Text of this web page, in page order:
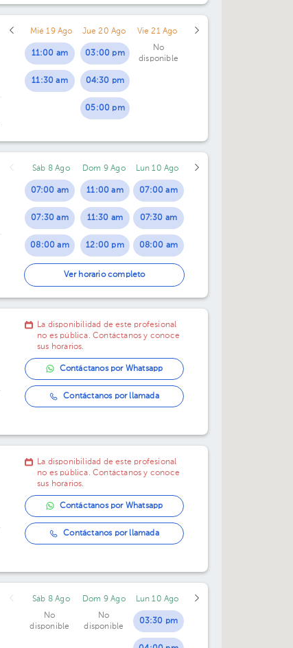
Mié 19 Ago
11:00 am
11:30 am
Jue 20 Ago
03:00 pm
04:30 pm
05:00 pm
Vie 21 Ago
No
disponible
Sáb 8 Ago
07:00 am
07:30 am
08:00 am
08:30 am
09:00 am
09:30 am
10:30 am
11:00 am
11:30 am
12:00 pm
01:00 pm
01:30 pm
02:00 pm
02:30 pm
Dom 9 Ago
11:00 am
11:30 am
12:00 pm
12:30 pm
01:00 pm
01:30 pm
02:30 pm
Lun 10 Ago
07:00 am
07:30 am
08:00 am
08:30 am
09:00 am
09:30 am
10:30 am
11:00 am
Ver horario completo
La disponibilidad de este profesional
no es pública. Contáctanos y conoce
sus horarios.
Contáctanos por Whatsapp
Contáctanos por llamada
La disponibilidad de este profesional
no es pública. Contáctanos y conoce
sus horarios.
Contáctanos por Whatsapp
Contáctanos por llamada
Sáb 8 Ago
No
disponible
Dom 9 Ago
No
disponible
Lun 10 Ago
03:30 pm